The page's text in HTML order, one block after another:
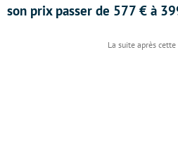
son prix passer de 577 € à